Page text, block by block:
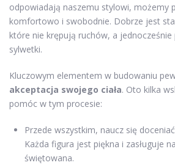
odpowiadają naszemu stylowi, możemy
komfortowo i swobodnie. Dobrze jest
które nie krępują ruchów, a
sylwetki.
Kluczowym elementem w budowaniu
akceptacja swojego ciała. Oto kilka
pomóc w tym procesie:
Przede wszystkim, naucz się
Każda figura jest piękna i zasługuje
świętowana.